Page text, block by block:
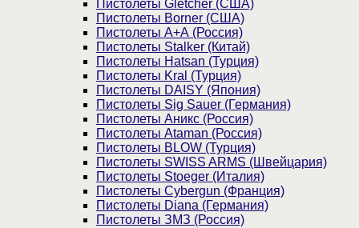
Пистолеты Gletcher (США)
Пистолеты Borner (США)
Пистолеты А+А (Россия)
Пистолеты Stalker (Китай)
Пистолеты Hatsan (Турция)
Пистолеты Kral (Турция)
Пистолеты DAISY (Япония)
Пистолеты Sig Sauer (Германия)
Пистолеты Аникс (Россия)
Пистолеты Ataman (Россия)
Пистолеты BLOW (Турция)
Пистолеты SWISS ARMS (Швейцария)
Пистолеты Stoeger (Италия)
Пистолеты Cybergun (Франция)
Пистолеты Diana (Германия)
Пистолеты ЗМЗ (Россия)